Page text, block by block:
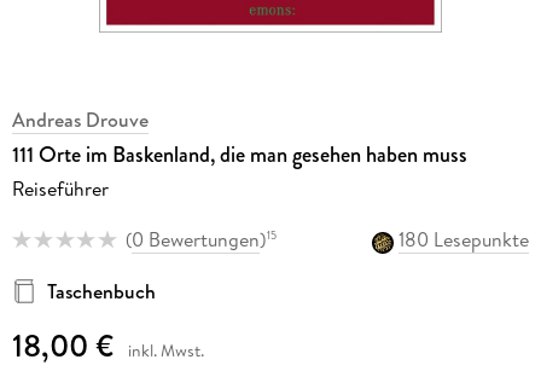
Andreas Drouve
111 Orte im Baskenland, die man gesehen haben muss
Reiseführer
(0 Bewertungen)15
180 Lesepunkte
Taschenbuch
18,00 € inkl. Mwst.